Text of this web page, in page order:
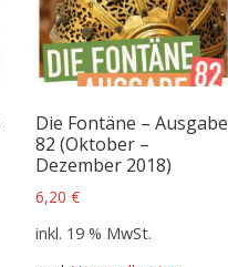
Die Fontäne – Ausgabe
82 (Oktober –
Dezember 2018)
6,20€
inkl. 19 % MwSt.